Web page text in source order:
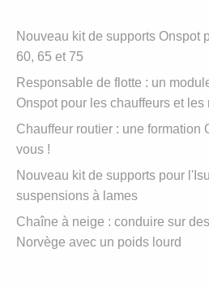
Nouveau kit de supports Onspot
60, 65 et 75
Responsable de flotte : un
Onspot pour les chauffeurs et les
Chauffeur routier : une formation
vous !
Nouveau kit de supports pour
suspensions à lames
Chaîne à neige : conduire sur
Norvège avec un poids lourd